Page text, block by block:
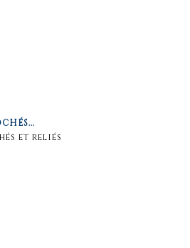
et reliés